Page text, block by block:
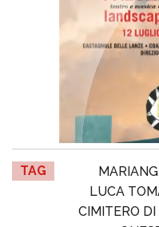
TAG
LUCA
CIMITERO